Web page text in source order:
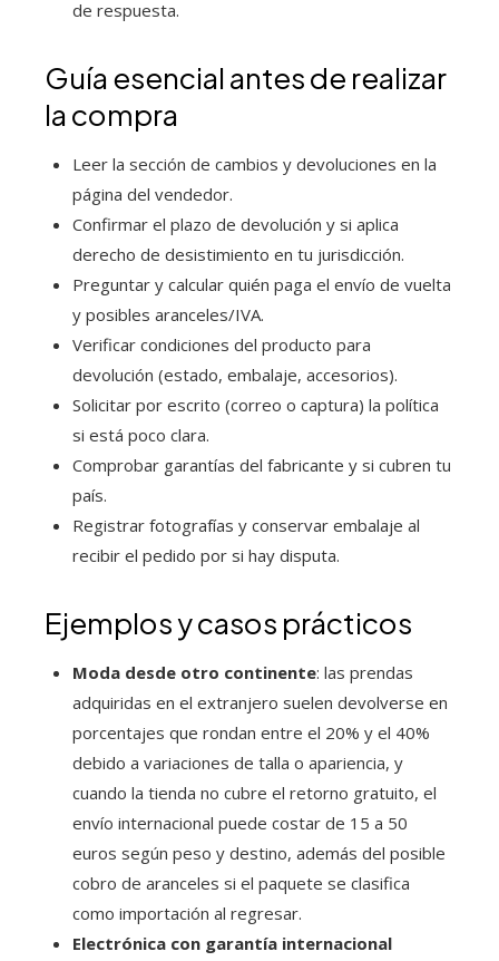
de respuesta.
Guía esencial antes de realizar
la compra
Leer la sección de cambios y devoluciones en la
página del vendedor.
Confirmar el plazo de devolución y si aplica
derecho de desistimiento en tu jurisdicción.
Preguntar y calcular quién paga el envío de vuelta
y posibles aranceles/IVA.
Verificar condiciones del producto para
devolución (estado, embalaje, accesorios).
Solicitar por escrito (correo o captura) la política
si está poco clara.
Comprobar garantías del fabricante y si cubren tu
país.
Registrar fotografías y conservar embalaje al
recibir el pedido por si hay disputa.
Ejemplos y casos prácticos
Moda desde otro continente: las prendas
adquiridas en el extranjero suelen devolverse en
porcentajes que rondan entre el 20% y el 40%
debido a variaciones de talla o apariencia, y
cuando la tienda no cubre el retorno gratuito, el
envío internacional puede costar de 15 a 50
euros según peso y destino, además del posible
cobro de aranceles si el paquete se clasifica
como importación al regresar.
Electrónica con garantía internacional